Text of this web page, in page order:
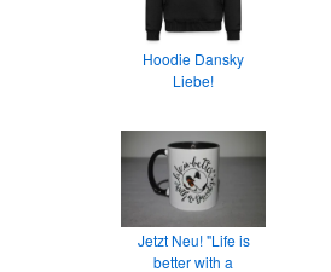
Hoodie Dansky
Liebe!
Jetzt Neu! "Life is
better with a